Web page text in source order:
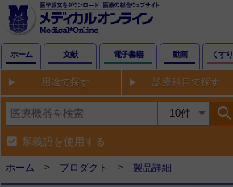
ホーム 文献 電子書籍 動画 くすり
用途で探す 診療科目で探す
search
類義語を使用する
ホーム プロダクト 製品詳細